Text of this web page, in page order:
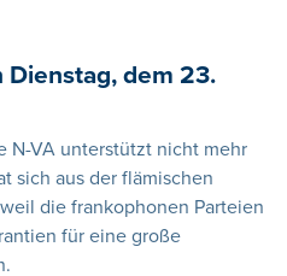
Dienstag, dem 23.
N-VA unterstützt nicht mehr
sich aus der flämischen
die frankophonen Parteien
für eine große